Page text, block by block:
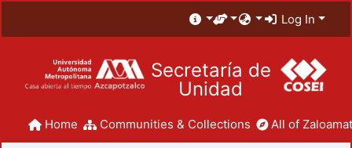
Log In
Secretaría de
Unidad
Home Communities & Collections All of